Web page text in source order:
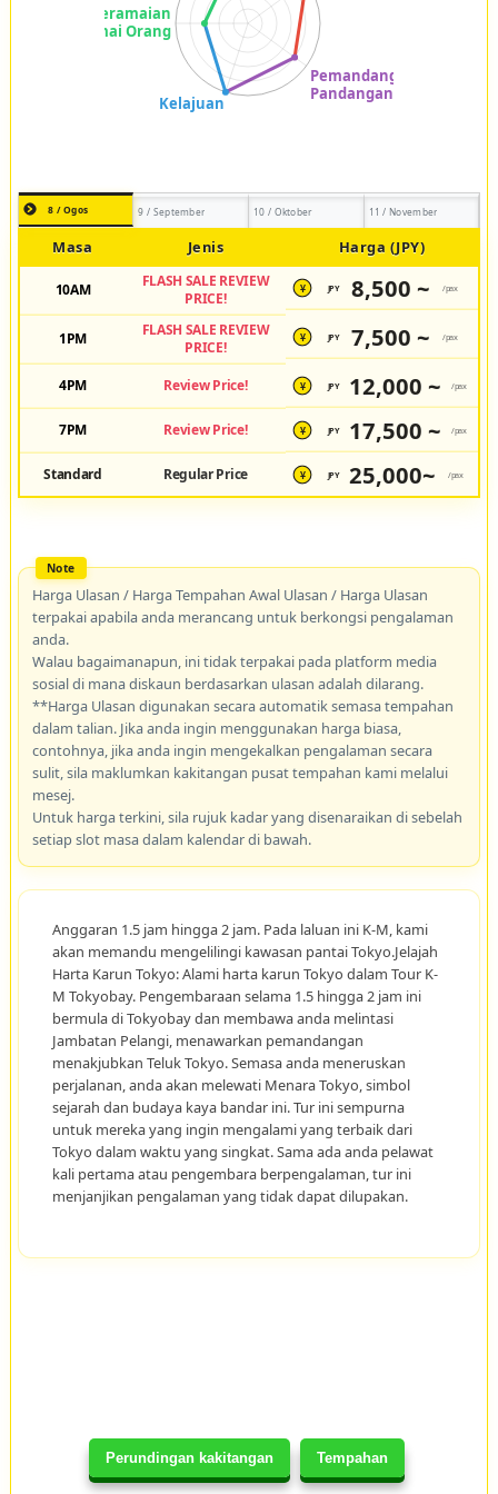
Perundingan kakitangan Tempahan
8 / Ogos 9 / September 10 / Oktober 11 / November
Masa Jenis Harga (JPY)
10AM
FLASH SALE REVIEW
PRICE!
¥ JPY 8,500 ~ /pax
1PM
FLASH SALE REVIEW
PRICE!
¥ JPY 7,500 ~ /pax
4PM Review Price! ¥ JPY 12,000 ~ /pax
7PM Review Price! ¥ JPY 17,500 ~ /pax
Standard Regular Price ¥ JPY 25,000~ /pax
Harga Ulasan / Harga Tempahan Awal Ulasan / Harga Ulasan
terpakai apabila anda merancang untuk berkongsi pengalaman
anda.
Walau bagaimanapun, ini tidak terpakai pada platform media
sosial di mana diskaun berdasarkan ulasan adalah dilarang.
**Harga Ulasan digunakan secara automatik semasa tempahan
dalam talian. Jika anda ingin menggunakan harga biasa,
contohnya, jika anda ingin mengekalkan pengalaman secara
sulit, sila maklumkan kakitangan pusat tempahan kami melalui
mesej.
Untuk harga terkini, sila rujuk kadar yang disenaraikan di sebelah
setiap slot masa dalam kalendar di bawah.
Anggaran 1.5 jam hingga 2 jam. Pada laluan ini K-M, kami
akan memandu mengelilingi kawasan pantai Tokyo.Jelajah
Harta Karun Tokyo: Alami harta karun Tokyo dalam Tour K-
M Tokyobay. Pengembaraan selama 1.5 hingga 2 jam ini
bermula di Tokyobay dan membawa anda melintasi
Jambatan Pelangi, menawarkan pemandangan
menakjubkan Teluk Tokyo. Semasa anda meneruskan
perjalanan, anda akan melewati Menara Tokyo, simbol
sejarah dan budaya kaya bandar ini. Tur ini sempurna
untuk mereka yang ingin mengalami yang terbaik dari
Tokyo dalam waktu yang singkat. Sama ada anda pelawat
kali pertama atau pengembara berpengalaman, tur ini
menjanjikan pengalaman yang tidak dapat dilupakan.